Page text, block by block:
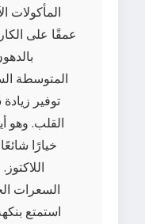
المأكولات
عمقًا على
المتوسطة
توفير
القلب. وهو
خيارًا
السعرات
استمتع